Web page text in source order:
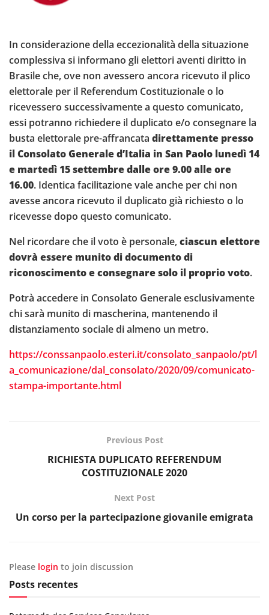
In considerazione della eccezionalità della situazione
complessiva si informano gli elettori aventi diritto in
Brasile che, ove non avessero ancora ricevuto il plico
elettorale per il Referendum Costituzionale o lo
ricevessero successivamente a questo comunicato,
essi potranno richiedere il duplicato e/o consegnare la
busta elettorale pre-affrancata direttamente presso
il Consolato Generale d’Italia in San Paolo lunedì 14
e martedì 15 settembre dalle ore 9.00 alle ore
16.00. Identica facilitazione vale anche per chi non
avesse ancora ricevuto il duplicato già richiesto o lo
ricevesse dopo questo comunicato.
Nel ricordare che il voto è personale,ciascun elettore
dovrà essere munito di documento di
riconoscimento e consegnare solo il proprio voto.
Potrà accedere in Consolato Generale esclusivamente
chi sarà munito di mascherina, mantenendo il
distanziamento sociale di almeno un metro.
https://conssanpaolo.esteri.it/consolato_sanpaolo/pt/l
a_comunicazione/dal_consolato/2020/09/comunicato-
stampa-importante.html
Previous Post
RICHIESTA DUPLICATO REFERENDUM
COSTITUZIONALE 2020
Next Post
Un corso per la partecipazione giovanile emigrata
Please login to join discussion
Posts recentes